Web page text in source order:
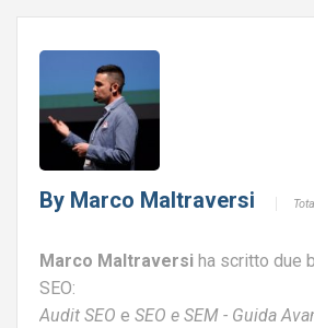
By Marco Maltraversi
Marco Maltraversi ha scritto due
SEO:
Audit SEO e SEO e SEM - Guida